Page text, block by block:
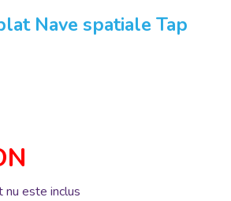
Nave spatiale Tap
este inclus